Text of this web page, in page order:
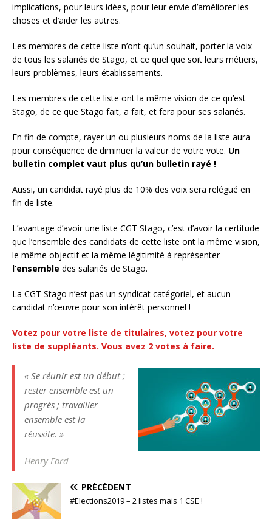
implications, pour leurs idées, pour leur envie d’améliorer les
choses et d’aider les autres.
Les membres de cette liste n’ont qu’un souhait, porter la voix
de tous les salariés de Stago, et ce quel que soit leurs métiers,
leurs problèmes, leurs établissements.
Les membres de cette liste ont la même vision de ce qu’est
Stago, de ce que Stago fait, a fait, et fera pour ses salariés.
En fin de compte, rayer un ou plusieurs noms de la liste aura
pour conséquence de diminuer la valeur de votre vote. Un
bulletin complet vaut plus qu’un bulletin rayé !
Aussi, un candidat rayé plus de 10% des voix sera relégué en
fin de liste.
L’avantage d’avoir une liste CGT Stago, c’est d’avoir la certitude
que l’ensemble des candidats de cette liste ont la même vision,
le même objectif et la même légitimité à représenter
l’ensemble des salariés de Stago.
La CGT Stago n’est pas un syndicat catégoriel, et aucun
candidat n’œuvre pour son intérêt personnel !
Votez pour votre liste de titulaires, votez pour votre
liste de suppléants. Vous avez 2 votes à faire.
« Se réunir est un début ;
rester ensemble est un
progrès ; travailler
ensemble est la
réussite. »
Henry Ford
PRÉCÉDENT
#Elections2019 – 2 listes mais 1 CSE !